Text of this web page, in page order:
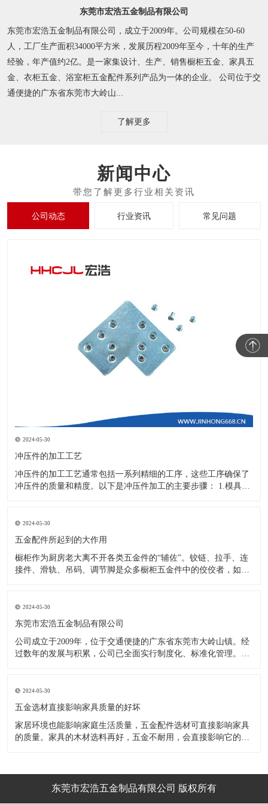
东莞市宏浩五金制品有限公司
东莞市宏浩五金制品有限公司，成立于2009年。公司规模在50-60
人，工厂生产面积34000平方米，发展历程2009年至今，十年的生产
经验，年产值约2亿。是一家集设计、生产、销售橱柜五金、家具五
金、衣柜五金、浴室柜五金配件系列产品为一体的企业。 公司位于交
通便捷的广东省东莞市大岭山...
了解更多
新闻中心
公司动态 行业资讯 常见问题
2024-05-30
冲压件的加工工艺
冲压件的加工工艺通常包括一系列精细的工序，这些工序确保了
冲压件的质量和精度。以下是冲压件加工的主要步骤： 1.模具设
开料与落料：在图纸上标注尺寸后，根据图纸要求选择合适的板
材。然
2024-05-30
五金配件所起到的大作用
橱柜作为厨房老大离不开各类五金件的“辅佐”。铰链、拉手、连
接件、滑轨、吊码、调节脚是众多橱柜五金件中的佼佼者，如果
调节脚，橱柜就像得了“软骨症”，站都站不直……五花八门的橱
柜五金件好
2024-05-30
东莞市宏浩五金制品有限公司
公司成立于2009年，位于交通便捷的广东省东莞市大岭山镇。经
过数年的发展与积累，公司已全面实行制度化、标准化管理。从
的改造创新，设计制造了一系列更加新颖、美观、更具时代潮流
的新
2024-05-30
五金选材直接影响家具质量的好坏
家居环境也能影响家庭生活质量，五金配件选材可直接影响家具
的质量。家具的木材选料再好，五金不耐用，会直接影响它的使
金、铝合金等。不同五金的加工工艺不同：钳工、表面涂覆处
理、焊接、机械加东莞市宏浩五金制品有限公司 版权所有